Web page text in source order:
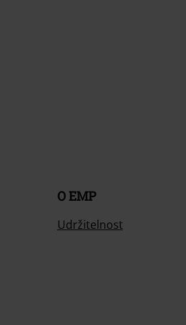
O EMP
Udržitelnost